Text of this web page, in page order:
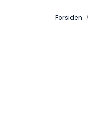
Forsiden